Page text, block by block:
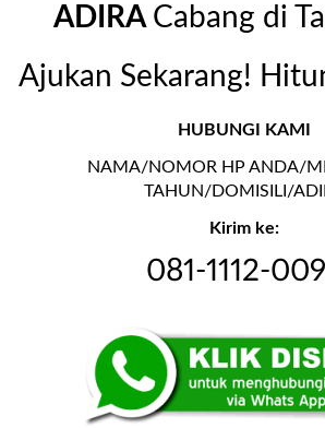
ADIRA Cabang di
Ajukan Sekarang!
HUBUNGI KAMI
NAMA/NOMOR HP ANDA/
TAHUN/DOMISILI/
Kirim ke:
081-1112-